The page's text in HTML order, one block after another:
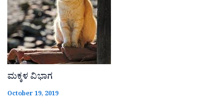
ಮಕ್ಕಳ ವಿಭಾಗ
October 19, 2019